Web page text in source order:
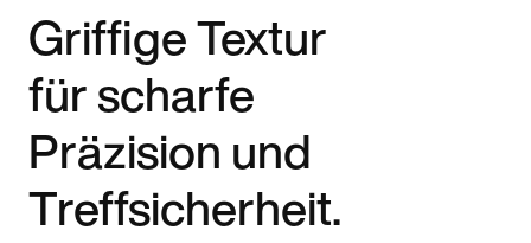
Griffige Textur
für scharfe
Präzision und
Treffsicherheit.